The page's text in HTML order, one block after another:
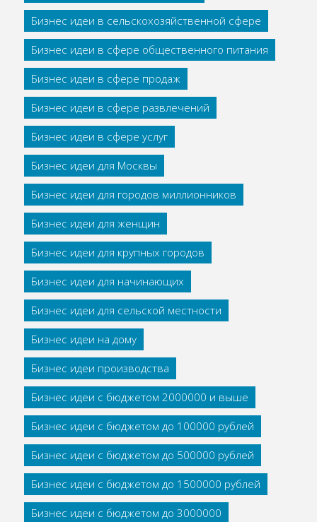
Бизнес идеи в сельскохозяйственной сфере
Бизнес идеи в сфере общественного питания
Бизнес идеи в сфере продаж
Бизнес идеи в сфере развлечений
Бизнес идеи в сфере услуг
Бизнес идеи для Москвы
Бизнес идеи для городов миллионников
Бизнес идеи для женщин
Бизнес идеи для крупных городов
Бизнес идеи для начинающих
Бизнес идеи для сельской местности
Бизнес идеи на дому
Бизнес идеи производства
Бизнес идеи с бюджетом 2000000 и выше
Бизнес идеи с бюджетом до 100000 рублей
Бизнес идеи с бюджетом до 500000 рублей
Бизнес идеи с бюджетом до 1500000 рублей
Бизнес идеи с бюджетом до 3000000